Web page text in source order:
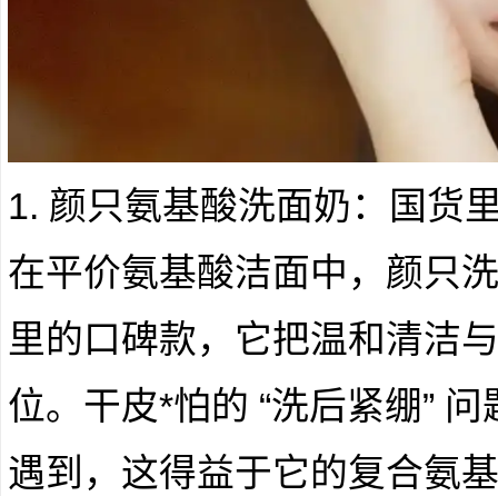
1. 颜只氨基酸洗面奶：国货
在平价氨基酸洁面中，颜只
里的口碑款，它把温和清洁
位。干皮*怕的 “洗后紧绷”
遇到，这得益于它的复合氨